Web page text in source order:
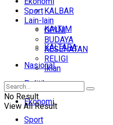
KALBAR
KALTIM
KALTARA
Nasional
Politik
Ekonomi
Sport
Sport
Lain-lain
OPINI
BUDAYA
KESEHATAN
RELIGI
Iklan
No Result
View All Result